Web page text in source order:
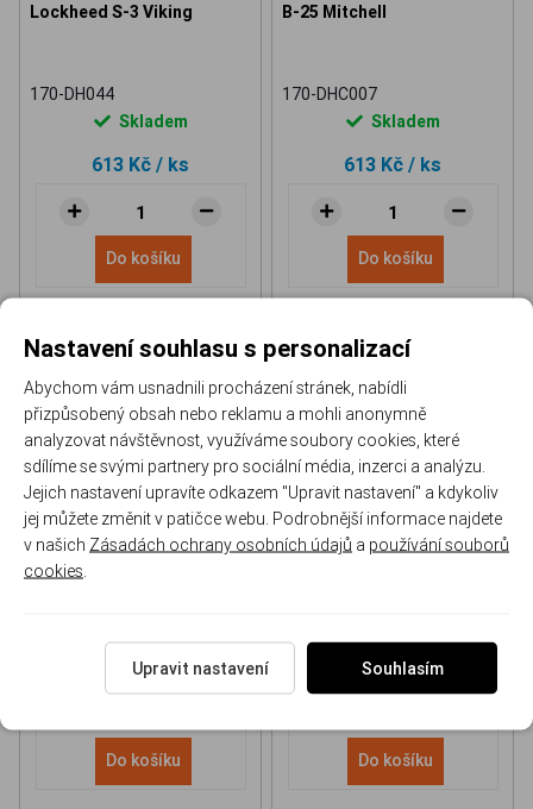
Lockheed S-3 Viking
170-DH044
Skladem
613 Kč / ks
Do košíku
B-25 Mitchell
170-DHC007
Skladem
613 Kč / ks
Do košíku
NH 90 helicopter Book
613 Kč/ ks
Do košíku
P-51D Mustang Book
565 Kč/ ks
Do košíku
Nastavení souhlasu s personalizací
Abychom vám usnadnili procházení stránek, nabídli
přizpůsobený obsah nebo reklamu a mohli anonymně
analyzovat návštěvnost, využíváme soubory cookies, které
sdílíme se svými partnery pro sociální média, inzerci a analýzu.
Jejich nastavení upravíte odkazem "Upravit nastavení" a kdykoliv
jej můžete změnit v patičce webu. Podrobnější informace najdete
v našich Zásadách ochrany osobních údajů a používání souborů
cookies
Upravit nastavení Souhlasím